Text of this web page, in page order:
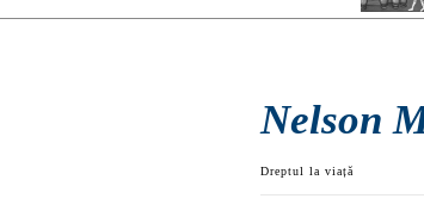
Nelson
Dreptul la viață